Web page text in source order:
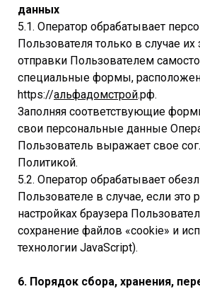
данных
5.1. Оператор обрабатывает
Пользователя только в случае
отправки Пользователем
специальные формы,
https://альфадомстрой.рф.
Заполняя соответствующие
свои персональные данные
Пользователь выражает свое
Политикой.
5.2. Оператор обрабатывает
Пользователе в случае, если это
настройках браузера
сохранение файлов «cookie» и
технологии JavaScript).
6. Порядок сбора, хранения,